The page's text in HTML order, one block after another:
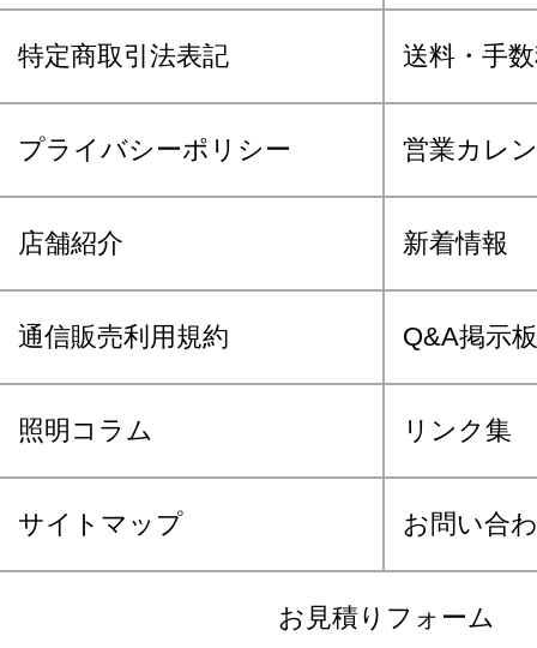
特定商取引法表記 送料・手
プライバシーポリシー 営業カレ
店舗紹介 新着情報
通信販売利用規約 Q&A掲示板
照明コラム リンク集
サイトマップ お問い合
お見積りフォーム